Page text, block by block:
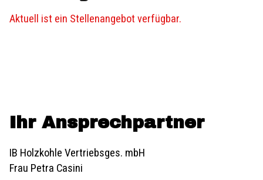
Aktuell ist ein Stellenangebot verfügbar.
Ihr Ansprechpartner
IB Holzkohle Vertriebsges. mbH
Frau Petra Casini